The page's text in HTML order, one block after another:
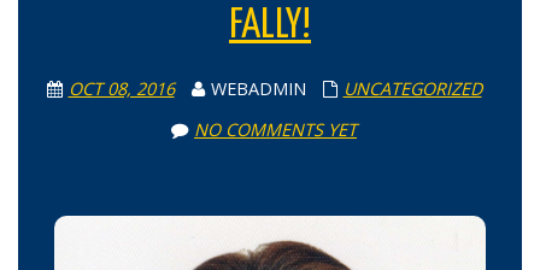
FALLY!
OCT 08, 2016 WEBADMIN
UNCATEGORIZED
NO COMMENTS YET